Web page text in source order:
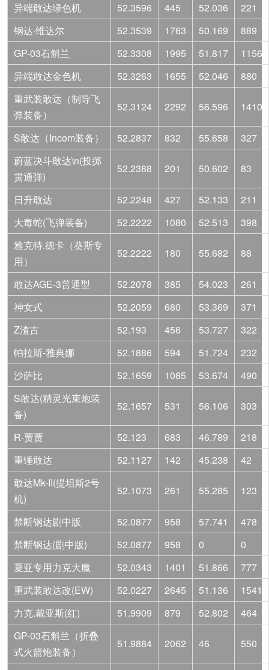
异端敢达绿色机
52.3596 445 52.036
221
钢达·维达尔
52.3539 1763 50.169
889
GP-03石斛兰
52.3308 1995 51.817
1156
异端敢达金色机
52.3263 1655 52.046
880
重武装敢达（制导飞
弹装备）
52.3124 2292 56.596 1410
S敢达（Incom装备） 52.2837 832 55.658
327
蔚蓝决斗敢达\n(投掷
贯通弹)
52.2388 201 50.602 83
日升敢达 52.2248 427 52.133
211
大毒蛇(飞弹装备)
52.2222 1080 52.513
398
雅克特.德卡（葵斯专
用）
52.2222 180 55.682 88
敢达AGE-3普通型 52.2078 385 54.023
261
神女式
52.2059 680 53.369
371
Z渣古
52.193 456 53.727
322
帕拉斯-雅典娜
52.1886 594 51.724
232
沙萨比
52.1659 1085 53.674
490
S敢达(精灵光束炮装
备)
52.1657 531 56.106 303
R-贾贾 52.123 683 46.789
218
重锤敢达
52.1127 142 45.238
42
敢达Mk-II(提坦斯2号
机)
52.1073 261 55.285 123
禁断钢达剧中版 52.0877 958 57.741
478
禁断钢达(剧中版)
52.0877 958 0
0
夏亚专用力克大魔
52.0343 1401 51.866
777
重武装敢达改(EW)
52.0227 2645 51.136
1541
力克.戴亚斯(红)
51.9909 879 52.802
464
GP-03石斛兰（折叠
式火箭炮装备）
51.9884 2062 46 550